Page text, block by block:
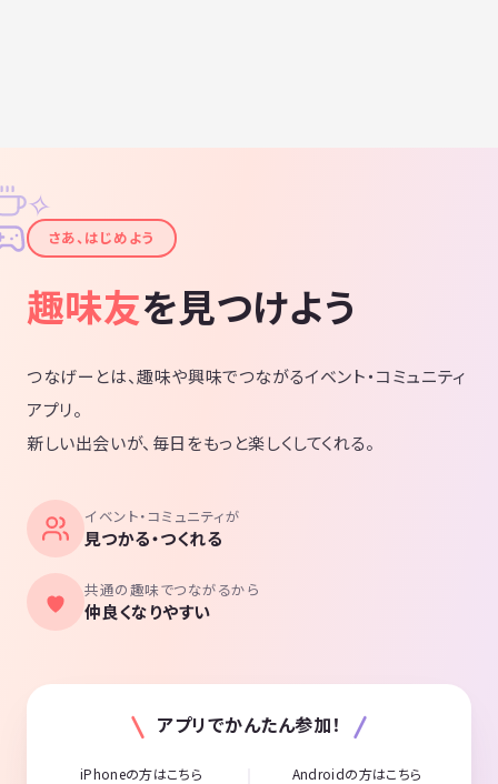
✦
✧
さあ、はじめよう
趣味友を見つけよう
つなげーとは、趣味や興味でつながるイベント・コミュニティ
アプリ。
新しい出会いが、毎日をもっと楽しくしてくれる。
イベント・コミュニティが
見つかる・つくれる
共通の趣味でつながるから
仲良くなりやすい
アプリでかんたん参加！
iPhoneの方はこちら Androidの方はこちら